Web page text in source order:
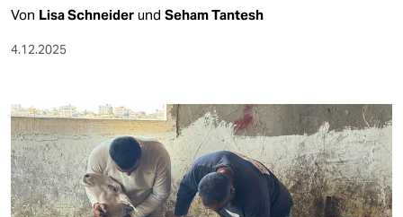
shop
fragen & hilfe
abo
genossenschaft
epaper login
Von Lisa Schneider und Seham Tantesh
4.12.2025